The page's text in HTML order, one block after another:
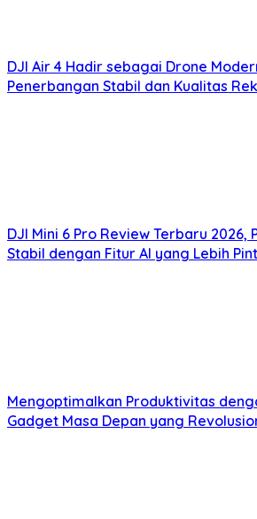
DJI Air 4 Hadir sebagai Drone
Penerbangan Stabil dan Kualitas
DJI Mini 6 Pro Review Terbaru
Stabil dengan Fitur AI yang Lebih
Mengoptimalkan Produktivitas
Gadget Masa Depan yang